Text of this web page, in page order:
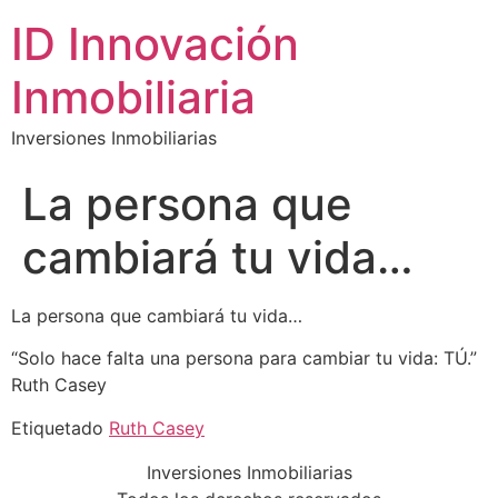
ID Innovación
Inmobiliaria
Inversiones Inmobiliarias
La persona que
cambiará tu vida…
La persona que cambiará tu vida…
“Solo hace falta una persona para cambiar tu vida: TÚ.”
Ruth Casey
Etiquetado Ruth Casey
Inversiones Inmobiliarias